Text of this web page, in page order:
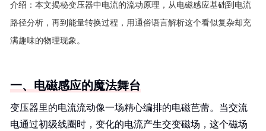
介绍： 本文揭秘变压器中电流的流动原理，从电磁感应基础到电流
路径分析，再到能量转换过程，用通俗语言解析这个看似复杂却充
满趣味的物理现象。
一、电磁感应的魔法舞台
变压器里的电流流动像一场精心编排的电磁芭蕾。当交流
电通过初级线圈时，变化的电流产生交变磁场，这个磁场